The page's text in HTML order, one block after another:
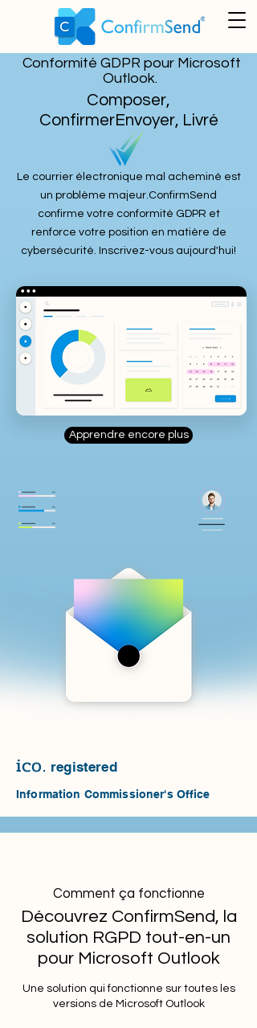
Conformité GDPR pour Microsoft
Outlook.
Composer,
ConfirmerEnvoyer, Livré
Le courrier électronique mal acheminé est
un problème majeur.ConfirmSend
confirme votre conformité GDPR et
renforce votre position en matière de
cybersécurité. Inscrivez-vous aujourd'hui!
Apprendre encore plus
ico. registered
Information Commissioner's Office
Comment ça fonctionne
Découvrez ConfirmSend, la
solution RGPD tout-en-un
pour Microsoft Outlook
Une solution qui fonctionne sur toutes les
versions de Microsoft Outlook